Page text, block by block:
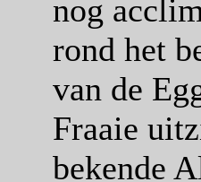
nog
rond het
van de
Fraaie
bekende